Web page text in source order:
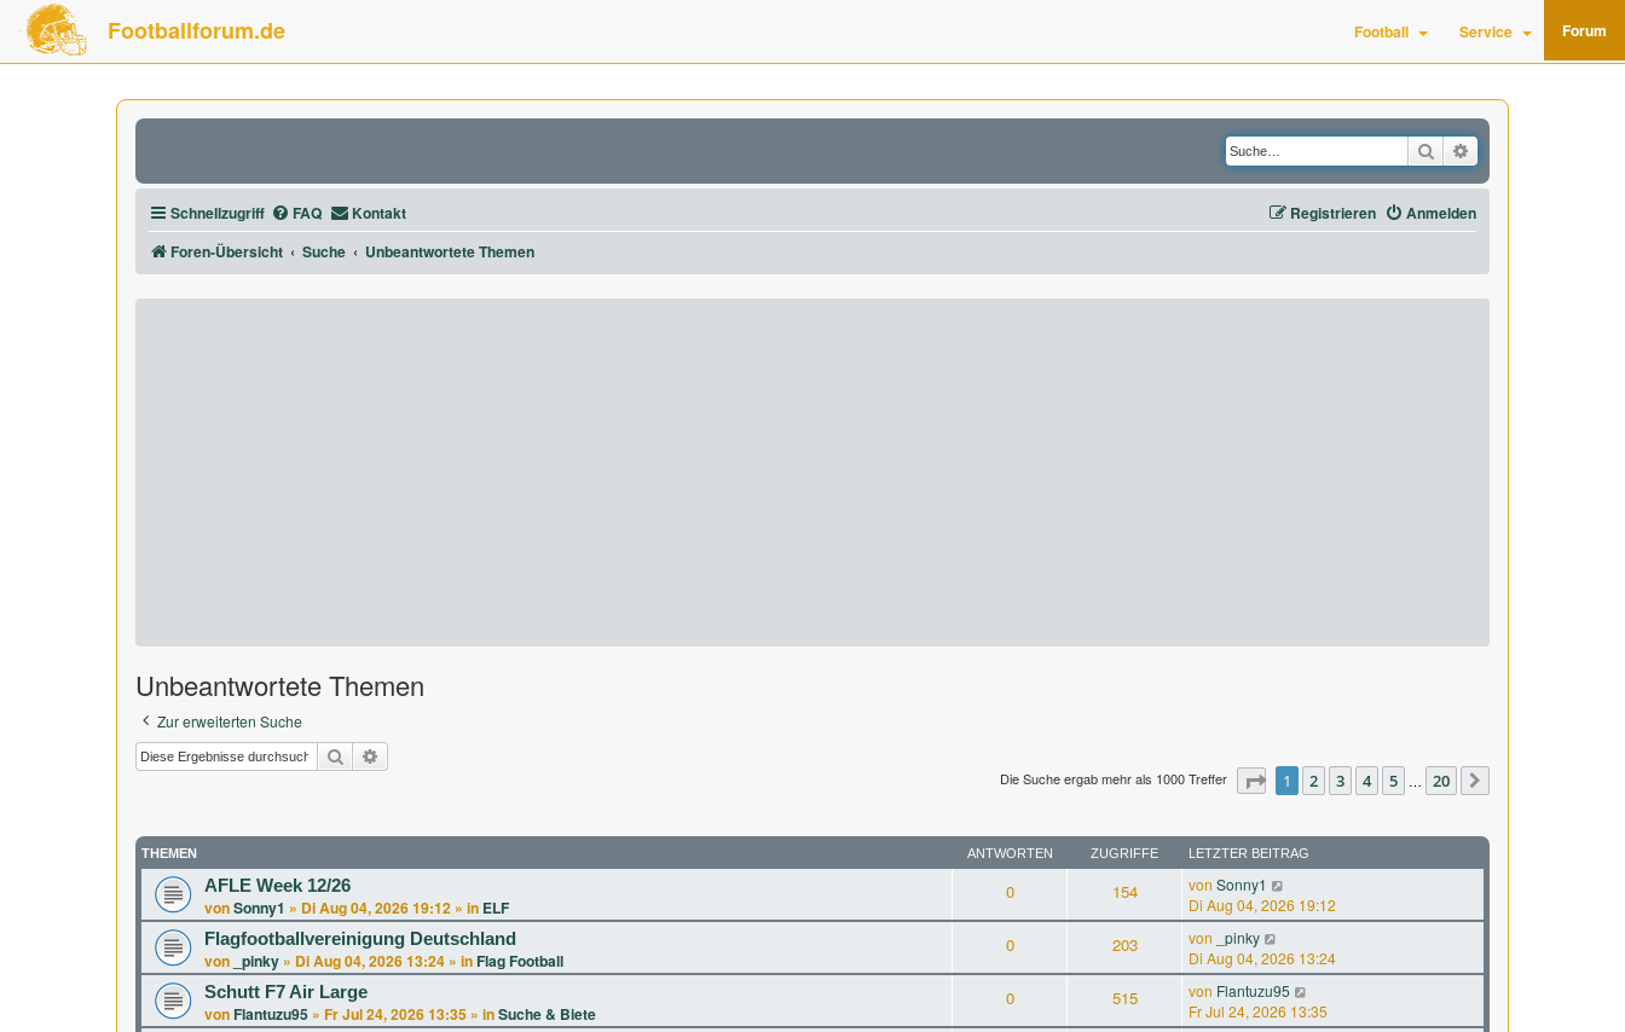
Footballforum.de Football Service Forum
Suche
Schnellzugriff FAQ Kontakt Anmelden
Registrieren
Foren-Übersicht
Suche Unbeantwortete Themen
Unbeantwortete Themen
Zur erweiterten Suche
Suche
Die Suche ergab mehr als 1000 Treffer Seite 1von 20
1 2 3 4 5 … 20
THEMEN ANTWORTEN ZUGRIFFE LETZTER BEITRAG
AFLE Week 12/26
vonSonny1 » Di Aug 04, 2026 19:12 » in ELF
0 154 von Sonny1
Di Aug 04, 2026 19:12
Flagfootballvereinigung Deutschland
von _pinky » Di Aug 04, 2026 13:24 » in Flag Football
0 203 von
_pinky
Di Aug 04, 2026 13:24
Schutt F7 Air Large
von Flantuzu95 » Fr Jul 24, 2026 13:35 » inSuche & Biete
0 515 von Flantuzu95
Fr Jul 24, 2026 13:35